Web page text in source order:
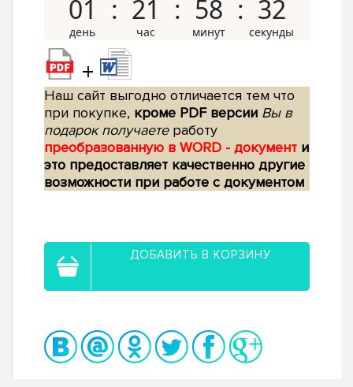
01 21 58 31
+
Наш сайт выгодно отличается тем что
при покупке, кроме PDF версии Вы в
подарок получаетеработу
преобразованную в WORD - документ и
это предоставляет качественно другие
возможности при работе с документом
ДОБАВИТЬ В КОРЗИНУ